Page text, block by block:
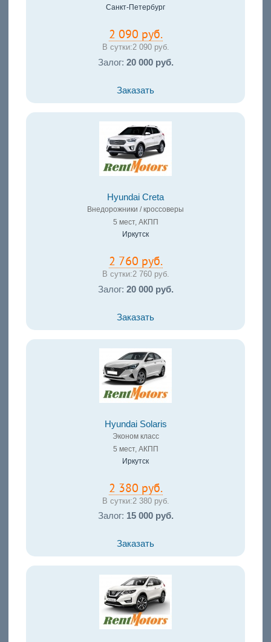
Санкт-Петербург
2 090 руб.
В сутки:2 090 руб.
Залог: 20 000 руб.
Заказать
Hyundai Creta
Внедорожники / кроссоверы
5 мест, АКПП
Иркутск
2 760 руб.
В сутки:2 760 руб.
Залог: 20 000 руб.
Заказать
Hyundai Solaris
Эконом класс
5 мест, АКПП
Иркутск
2 380 руб.
В сутки:2 380 руб.
Залог: 15 000 руб.
Заказать